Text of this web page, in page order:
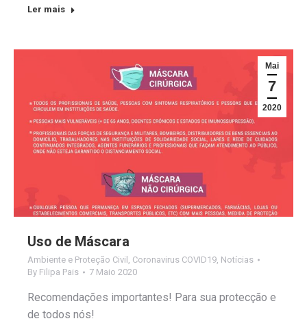
Ler mais
Mai
7
2020
Uso de Máscara
Ambiente e Proteção Civil , Coronavirus COVID19, Notícias
By Filipa Pais 7 Maio 2020
Recomendações importantes! Para sua protecção e
de todos nós!